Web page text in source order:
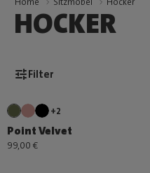
HOCKER
Filter
+2
Point Velvet
99,00 €